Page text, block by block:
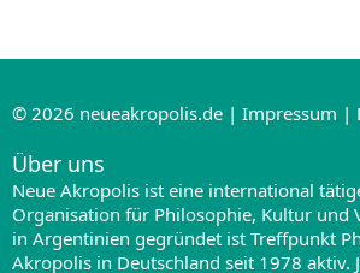
© 2026 neueakropolis.de | Impressum |
Über uns
Neue Akropolis ist eine international
Organisation für Philosophie, Kultur und
in Argentinien gegründet ist Treffpunkt
Akropolis in Deutschland seit 1978 aktiv.